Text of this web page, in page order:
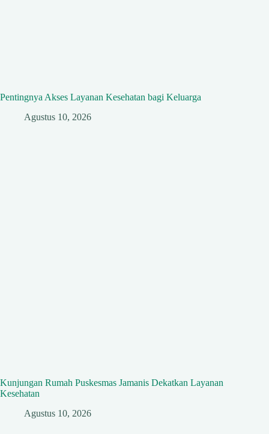
Pentingnya Akses Layanan Kesehatan bagi Keluarga
Agustus 10, 2026
Kunjungan Rumah Puskesmas Jamanis Dekatkan Layanan
Kesehatan
Agustus 10, 2026